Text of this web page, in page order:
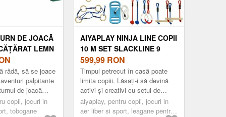
DE JOACĂ
LEMN
CU
LEAGĂNE
ANI
CM VERDE |
râdă, să se joace
palpitante
de joacă
și leagăn.
copii, jocuri in
tobogane
AIYAPLAY NINJA LINE COPII
10 M SET SLACKLINE 9
PIESE CU 2 INELE, LEAGĂN
3-ÎN-1, 2 BARE DE CĂȚĂRAT
PENTRU 3-8 ANI
MULTICOLOR | AOSOM
ROMANIA
599,99 RON
Timpul petrecut în casă poate
limita copiii. Lăsați-i să devină
activi și creativi cu setul de
frânghie pentru cățărat
AIYAPLAY pentru copii. Ninja...
aiyaplay, pentru copii, jocuri in
aer liber si sport, leagane pentru